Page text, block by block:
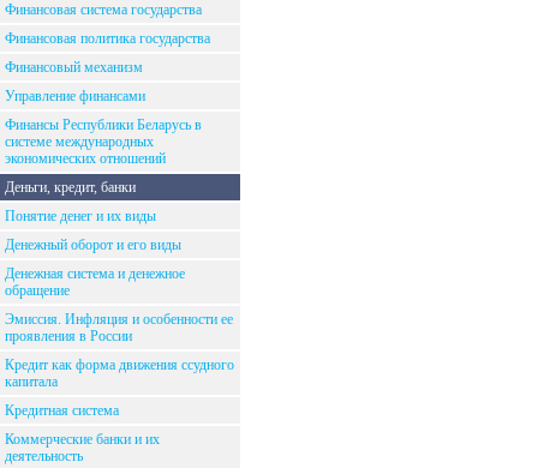
Финансовая система государства
Финансовая политика государства
Финансовый механизм
Управление финансами
Финансы Республики Беларусь в
системе международных
экономических отношений
Деньги, кредит, банки
Понятие денег и их виды
Денежный оборот и его виды
Денежная система и денежное
обращение
Эмиссия. Инфляция и особенности ее
проявления в России
Кредит как форма движения ссудного
капитала
Кредитная система
Коммерческие банки и их
деятельность